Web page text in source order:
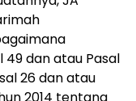
49 dan atau Pasal
26 dan atau
2014 tentang